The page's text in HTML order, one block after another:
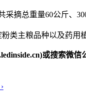
摘总重量60公斤、
类主粮品种以及药
或搜索微信